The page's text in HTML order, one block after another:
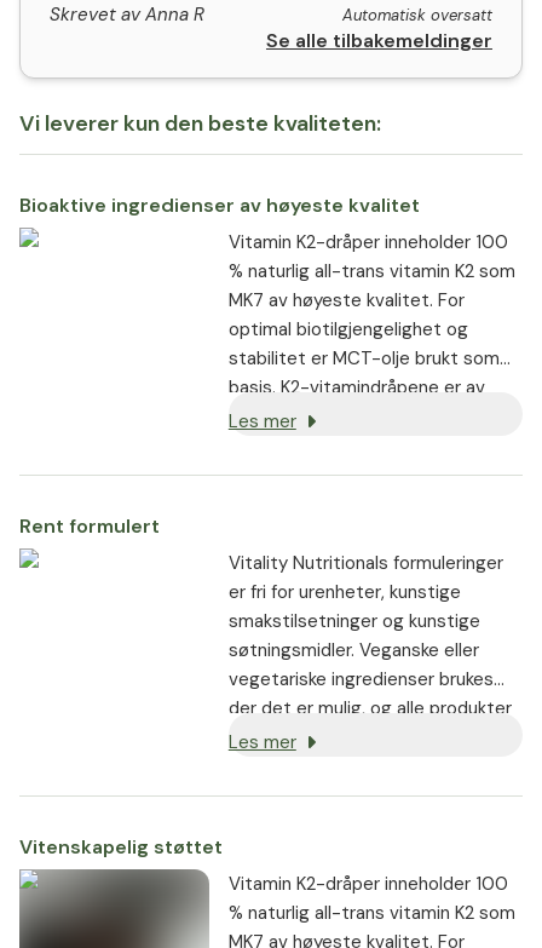
Skrevet av Anna R
Automatisk oversatt
Se alle tilbakemeldinger
Vi leverer kun den beste kvaliteten:
Bioaktive ingredienser av høyeste kvalitet
Vitamin K2-dråper inneholder 100
% naturlig all-trans vitamin K2 som
MK7 av høyeste kvalitet. For
optimal biotilgjengelighet og
stabilitet er MCT-olje brukt som
basis. K2-vitamindråpene er av
høyeste renhet og fri for uønskede
Les mer
Rent formulert
Vitality Nutritionals formuleringer
er fri for urenheter, kunstige
smakstilsetninger og kunstige
søtningsmidler. Veganske eller
vegetariske ingredienser brukes
der det er mulig, og alle produkter
er ikke-GMO.
Les mer
Vitenskapelig støttet
Vitamin K2-dråper inneholder 100
% naturlig all-trans vitamin K2 som
MK7 av høyeste kvalitet. For